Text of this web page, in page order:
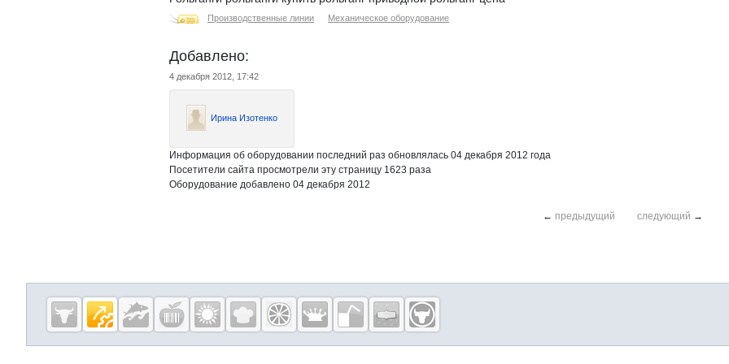
Производственные линии Механическое оборудование
Добавлено:
4 декабря 2012, 17:42
Ирина Изотенко
Информация об оборудовании последний раз обновлялась 04 декабря 2012 года
Посетители сайта просмотрели эту страницу 1623 раза
Оборудование добавлено 04 декабря 2012
← предыдущий следующий →
Дополнительная информация
Cсылки на полезные проекты
Eqinfo.ru —
пищевое